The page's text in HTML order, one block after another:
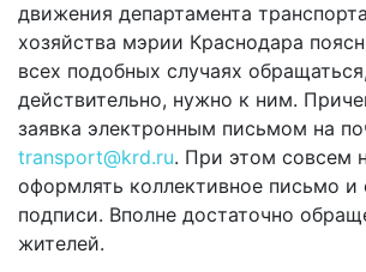
движения департамента
хозяйства мэрии Краснодара
всех подобных случаях обращаться,
действительно, нужно к ним.
заявка электронным письмом на
transport@krd.ru. При этом совсем
оформлять коллективное письмо и
подписи. Вполне достаточно
жителей.